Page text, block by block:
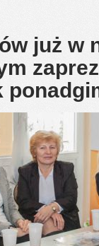
już w